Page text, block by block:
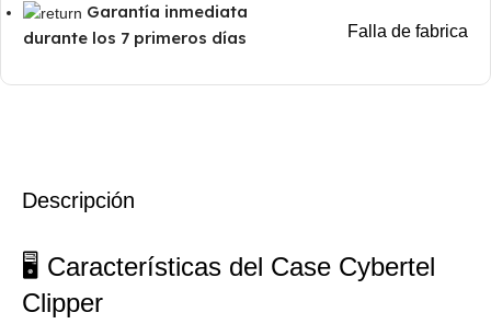
Garantía inmediata
durante los 7 primeros días
Falla de fabrica
Descripción
🖥️ Características del Case Cybertel
Clipper